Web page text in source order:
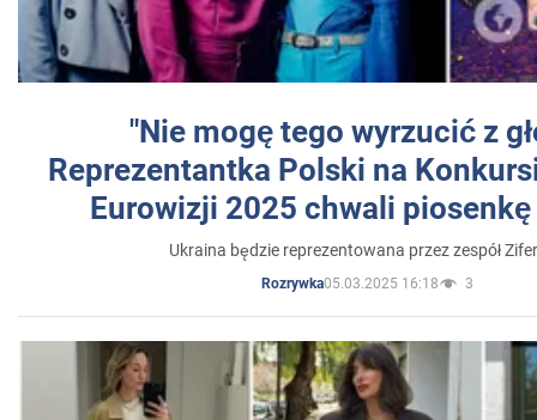
"Nie mogę tego wyrzucić z
Reprezentantka Polski na
Eurowizji 2025 chwali
Ukraina będzie reprezentowana przez zespół
Rozrywka05.03.2025 16:18 3